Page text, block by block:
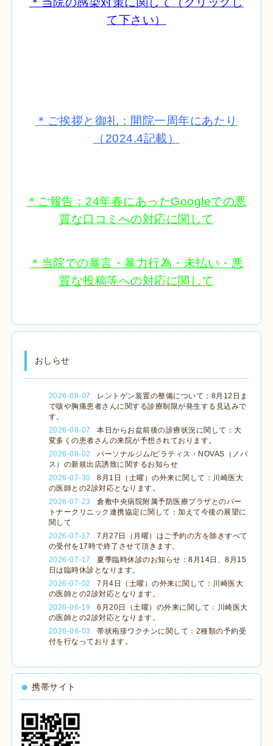
て下さい）
＊ご挨拶と御礼：開院一周年にあたり
（2024.4記載）
＊ご報告：24年春にあったGoogleでの悪
質な口コミへの対応に関して
＊当院での暴言・暴力行為・未払い・悪
質な投稿等への対応に関して
おしらせ
2026-08-07
レントゲン装置の整備について：8月12日ま
で咳や胸痛患者さんに関する診療制限が発生する見込みで
す。
2026-08-07
本日からお盆前後の診療状況に関して：大
変多くの患者さんの来院が予想されております。
2026-08-02
パーソナルジム/ピラティス・NOVAS（ノバ
ス）の新規出店誘致に関するお知らせ
2026-07-30
8月1日（土曜）の外来に関して：川崎医大
の医師との2診対応となります。
2026-07-23
倉敷中央病院附属予防医療プラザとのパー
トナークリニック連携協定に関して：加えて今後の展望に
関して
2026-07-17
7月27日（月曜）はご予約の方を除きすべて
の受付を17時で終了させて頂きます。
2026-07-17
夏季臨時休診のお知らせ：8月14日、8月15
日は臨時休診となります。
2026-07-02
7月4日（土曜）の外来に関して：川崎医大
の医師との2診対応となります。
2026-06-19
6月20日（土曜）の外来に関して：川崎医大
の医師との2診対応となります。
2026-06-03
帯状疱疹ワクチンに関して：2種類の予約受
付を行なっております。
携帯サイト